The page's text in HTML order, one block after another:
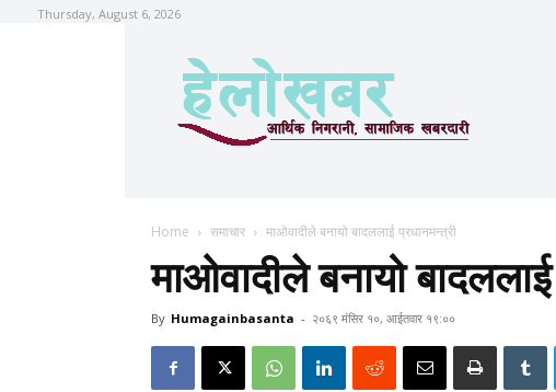
Thursday, August 6, 2026
Home समाचार माओवादीले बनायो बादललाई प्रधानमन्त्री
माओवादीले बनायो
By Humagainbasanta - २०६९ मंसिर १०, आईतवार १९:००